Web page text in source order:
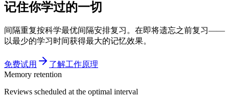
记住你学过的一切
间隔重复按科学最优间隔安排复习。在即将遗忘之前复习——
以最少的学习时间获得最大的记忆效果。
免费试用
了解工作原理
Memory retention
Reviews scheduled at the optimal interval